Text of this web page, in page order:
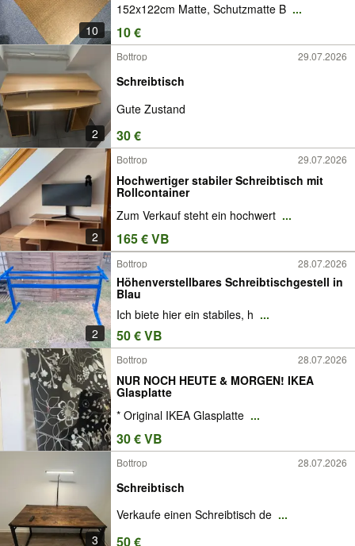
10
152x122cm Matte, Schutzmatte B ...
10 €
2
Bottrop 29.07.2026
Schreibtisch
Gute Zustand
30 €
2
Bottrop 29.07.2026
Hochwertiger stabiler Schreibtisch mit
Rollcontainer
Zum Verkauf steht ein hochwert ...
165 € VB
2
Bottrop 28.07.2026
Höhenverstellbares Schreibtischgestell in
Blau
Ich biete hier ein stabiles, h ...
50 € VB
Bottrop 28.07.2026
NUR NOCH HEUTE & MORGEN! IKEA
Glasplatte
* Original IKEA Glasplatte ...
30 € VB
3
Bottrop 28.07.2026
Schreibtisch
Verkaufe einen Schreibtisch de ...
50 €